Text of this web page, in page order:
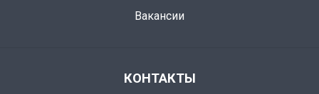
Вакансии
КОНТАКТЫ